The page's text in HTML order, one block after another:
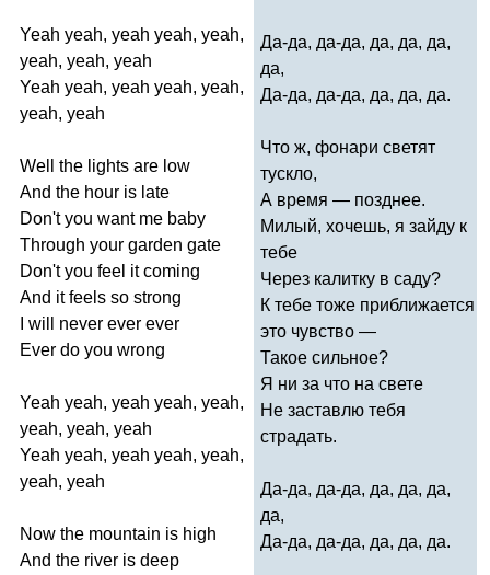
Yeah yeah, yeah yeah, yeah,
yeah, yeah, yeah
Yeah yeah, yeah yeah, yeah,
yeah, yeah
Well the lights are low
And the hour is late
Don't you want me baby
Through your garden gate
Don't you feel it coming
And it feels so strong
will never ever ever
Ever do you wrong
Yeah yeah, yeah yeah, yeah,
yeah, yeah, yeah
Yeah yeah, yeah yeah, yeah,
yeah, yeah
Now the mountain is high
And the river is deep
Да-да, да-да, да, да, да,
да,
Да-да, да-да, да, да, да.
Что ж, фонари светят
тускло,
А время — позднее.
Милый, хочешь, я зайду к
тебе
Через калитку в саду?
К тебе тоже приближается
это чувство —
Такое сильное?
Я ни за что на свете
Не заставлю тебя
страдать.
Да-да, да-да, да, да, да,
да,
Да-да, да-да, да, да, да.